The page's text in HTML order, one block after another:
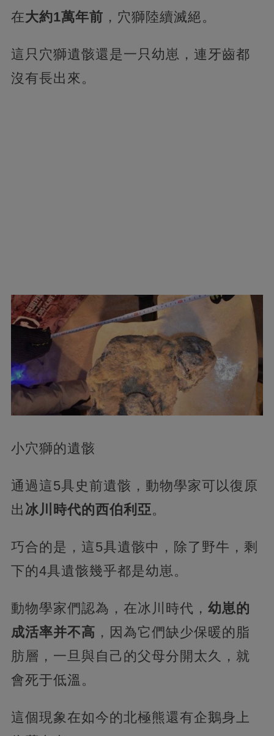
在大約1萬年前 ，穴獅陸續滅絕。
這只穴獅遺骸還是一只幼崽，連牙齒都
沒有長出來。
小穴獅的遺骸
通過這5具史前遺骸，動物學家可以復原
出 冰川時代的西伯利亞。
巧合的是，這5具遺骸中，除了野牛，剩
下的4具遺骸幾乎都是幼崽。
動物學家們認為，在冰川時代， 幼崽的
成活率并不高 ，因為它們缺少保暖的脂
肪層，一旦與自己的父母分開太久，就
會死于低溫。
這個現象在如今的北極熊還有企鵝身上